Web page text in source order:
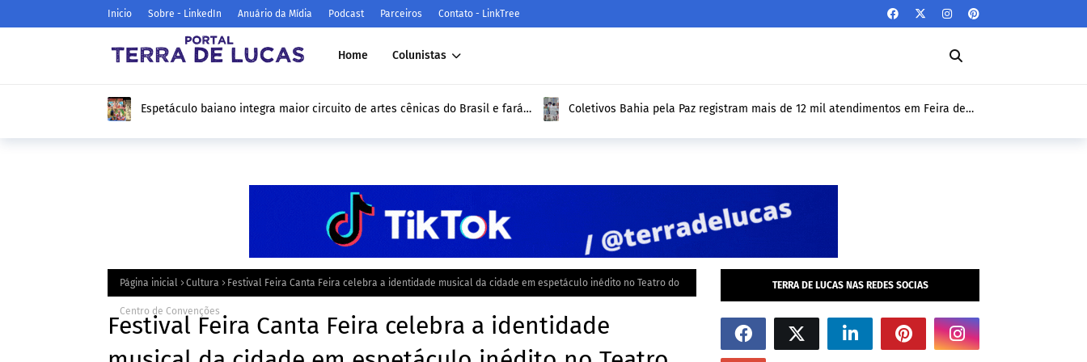
Inicio Sobre - LinkedIn Anuário da Mídia Podcast Parceiros Contato - LinkTree
Home Colunistas
Espetáculo baiano integra maior circuito de artes cênicas do Brasil e fará
Coletivos Bahia pela Paz registram mais de 12 mil atendimentos em Feira de
Página inicial Cultura Festival Feira Canta Feira celebra a identidade musical da cidade em espetáculo inédito no Teatro do
Centro de Convenções
Festival Feira Canta Feira celebra a identidade
TERRA DE LUCAS NAS REDES SOCIAS